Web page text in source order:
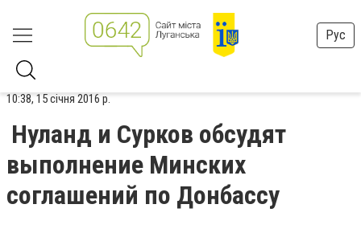
Рус
10:38, 15 січня 2016 р.
Нуланд и Сурков обсудят
выполнение Минских
соглашений по Донбассу